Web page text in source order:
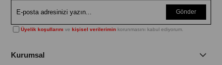
Gönder
Üyelik koşullarını vekişisel verilerimin korunmasını kabul ediyorum.
Kurumsal